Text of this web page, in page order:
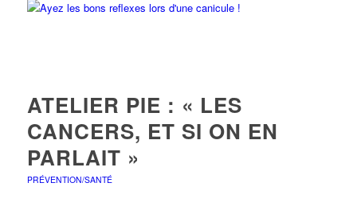
ATELIER PIE : « LES
CANCERS, ET SI ON EN
PARLAIT »
PRÉVENTION/SANTÉ